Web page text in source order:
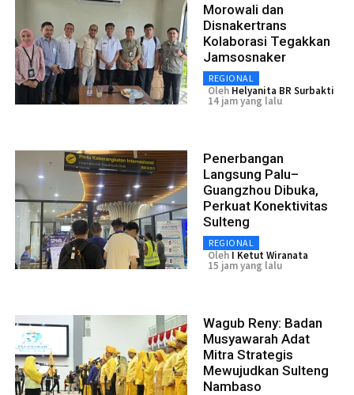
Morowali dan
Disnakertrans
Kolaborasi Tegakkan
Jamsosnaker
REGIONAL
Oleh Helyanita BR Surbakti
14 jam yang lalu
Penerbangan
Langsung Palu–
Guangzhou Dibuka,
Perkuat Konektivitas
Sulteng
REGIONAL
Oleh I Ketut Wiranata
15 jam yang lalu
Wagub Reny: Badan
Musyawarah Adat
Mitra Strategis
Mewujudkan Sulteng
Nambaso